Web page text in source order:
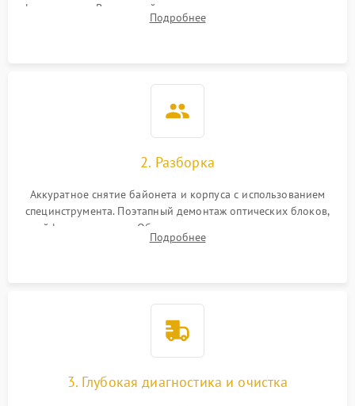
фокусировки. Визуальный осмотр линз на наличие царапин,
грибка, пыли и оценка состояния контактов байонета.
Подробнее
2. Разборка
Аккуратное снятие байонета и корпуса с использованием
специнструмента. Поэтапный демонтаж оптических блоков,
шлейфов и приводов. Обязательная маркировка положения
линзовых групп для сохранения заводской центровки при
Подробнее
3. Глубокая диагностика и очистка